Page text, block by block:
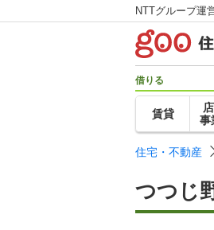
NTTグループ運
借りる
賃貸
事
住宅・不動産
つつじ